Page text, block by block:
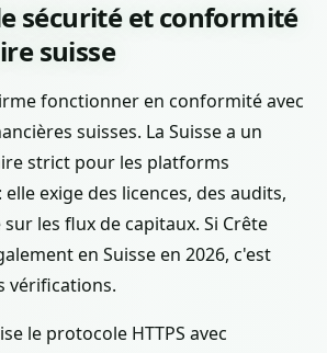
sécurité et conformité
suisse
fonctionner en conformité avec
suisses. La Suisse a un
strict pour les platforms
exige des licences, des audits,
les flux de capitaux. Si Crête
en Suisse en 2026, c'est
vérifications.
le protocole HTTPS avec